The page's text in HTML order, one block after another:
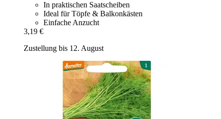
In praktischen Saatscheiben
Ideal für Töpfe & Balkonkästen
Einfache Anzucht
3,19 €
Zustellung bis 12. August